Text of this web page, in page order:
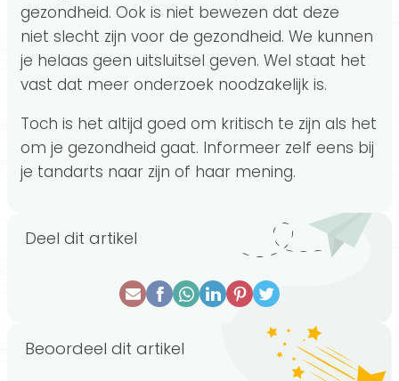
gezondheid. Ook is niet bewezen dat deze
niet slecht zijn voor de gezondheid. We kunnen
je helaas geen uitsluitsel geven. Wel staat het
vast dat meer onderzoek noodzakelijk is.
Toch is het altijd goed om kritisch te zijn als het
om je gezondheid gaat. Informeer zelf eens bij
je tandarts naar zijn of haar mening.
Deel dit artikel
Beoordeel dit artikel